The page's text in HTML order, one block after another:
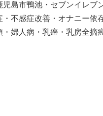
島市鴨池・セブンイレブ
不感症改善・オナニー依
婦人病・乳癌・乳房全摘